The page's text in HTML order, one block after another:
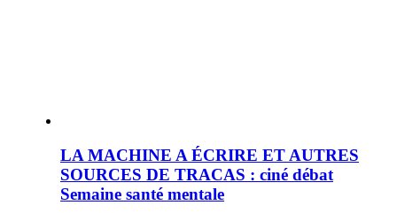
LA MACHINE A ÉCRIRE ET AUTRES
SOURCES DE TRACAS : ciné débat
Semaine santé mentale